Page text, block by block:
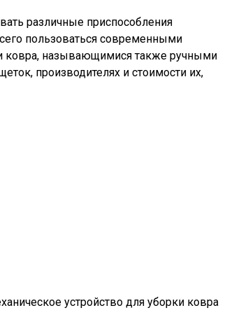
различные приспособления
пользоваться современными
ковра, называющимися также ручными
производителях и стоимости их,
устройство для уборки ковра